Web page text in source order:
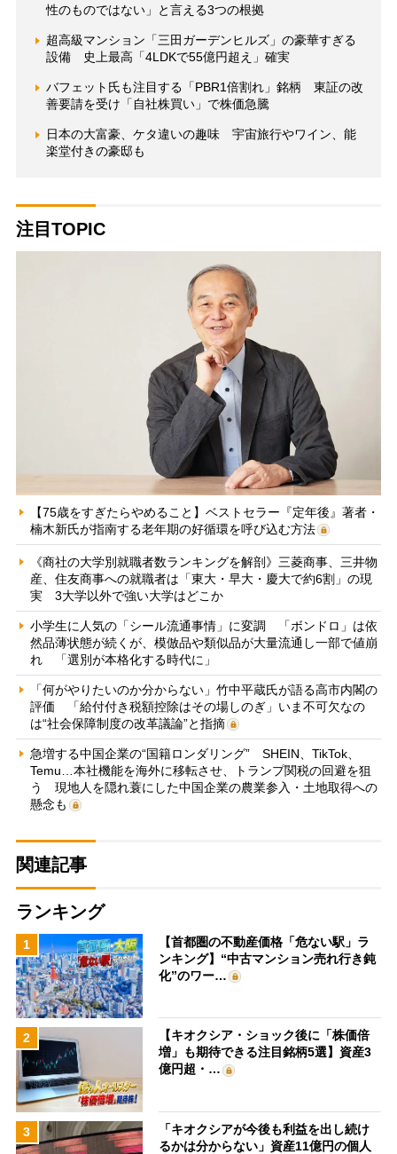
性のものではない」と言える3つの根拠
超高級マンション「三田ガーデンヒルズ」の豪華すぎる
設備 史上最高「4LDKで55億円超え」確実
バフェット氏も注目する「PBR1倍割れ」銘柄 東証の改
善要請を受け「自社株買い」で株価急騰
日本の大富豪、ケタ違いの趣味 宇宙旅行やワイン、能
楽堂付きの豪邸も
注目TOPIC
【75歳をすぎたらやめること】ベストセラー『定年後』著者・
楠木新氏が指南する老年期の好循環を呼び込む方法
《商社の大学別就職者数ランキングを解剖》三菱商事、三井物
産、住友商事への就職者は「東大・早大・慶大で約6割」の現
実 3大学以外で強い大学はどこか
小学生に人気の「シール流通事情」に変調 「ボンドロ」は依
然品薄状態が続くが、模倣品や類似品が大量流通し一部で値崩
れ 「選別が本格化する時代に」
「何がやりたいのか分からない」竹中平蔵氏が語る高市内閣の
評価 「給付付き税額控除はその場しのぎ」いま不可欠なの
は“社会保障制度の改革議論”と指摘
急増する中国企業の“国籍ロンダリング” SHEIN、TikTok、
Temu…本社機能を海外に移転させ、トランプ関税の回避を狙
う 現地人を隠れ蓑にした中国企業の農業参入・土地取得への
懸念も
関連記事
ランキング
1
【首都圏の不動産価格「危ない駅」ラ
ンキング】“中古マンション売れ行き鈍
化”のワー…
2
【キオクシア・ショック後に「株価倍
増」も期待できる注目銘柄5選】資産3
億円超・…
3
「キオクシアが今後も利益を出し続け
るかは分からない」資産11億円の個人